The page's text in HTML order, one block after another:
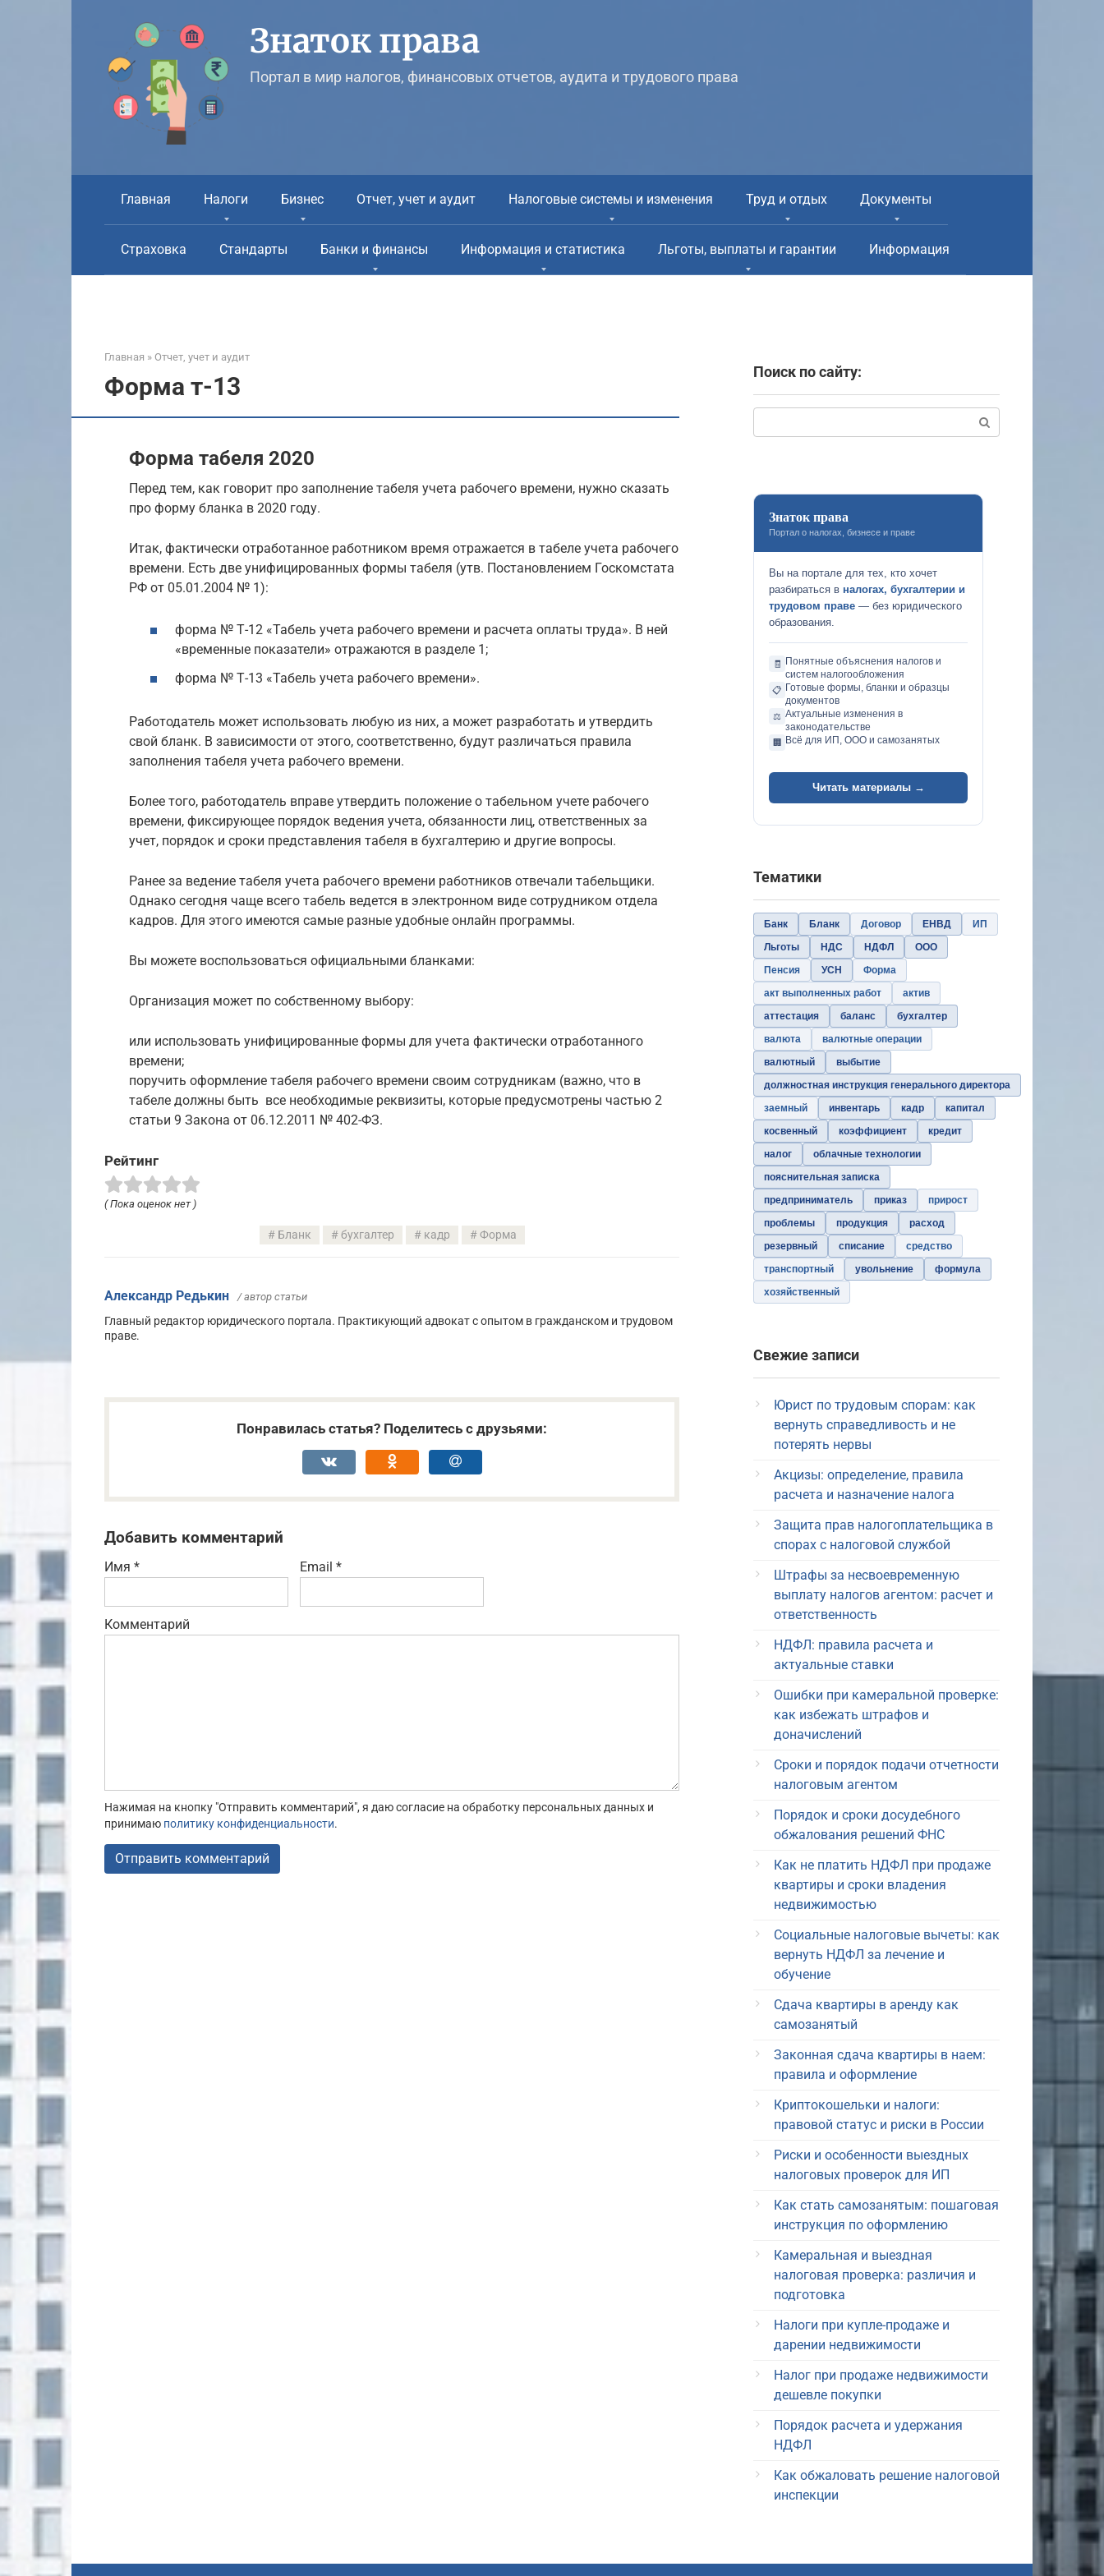
Знаток права
Портал в мир налогов, финансовых отчетов, аудита и трудового права
Главная Налоги Бизнес Отчет, учет и аудит Налоговые системы и изменения Труд и отдых Документы
Страховка Стандарты Банки и финансы Информация и статистика Льготы, выплаты и гарантии Информация
Главная » Отчет, учет и аудит
Форма т-13
Форма табеля 2020
Перед тем, как говорит про заполнение табеля учета рабочего времени, нужно сказать
про форму бланка в 2020 году.
Итак, фактически отработанное работником время отражается в табеле учета рабочего
времени. Есть две унифицированных формы табеля (утв. Постановлением Госкомстата
РФ от 05.01.2004 № 1):
форма № Т-12 «Табель учета рабочего времени и расчета оплаты труда». В ней
«временные показатели» отражаются в разделе 1;
форма № Т-13 «Табель учета рабочего времени».
Работодатель может использовать любую из них, а может разработать и утвердить
свой бланк. В зависимости от этого, соответственно, будут различаться правила
заполнения табеля учета рабочего времени.
Более того, работодатель вправе утвердить положение о табельном учете рабочего
времени, фиксирующее порядок ведения учета, обязанности лиц, ответственных за
учет, порядок и сроки представления табеля в бухгалтерию и другие вопросы.
Ранее за ведение табеля учета рабочего времени работников отвечали табельщики.
Однако сегодня чаще всего табель ведется в электронном виде сотрудником отдела
кадров. Для этого имеются самые разные удобные онлайн программы.
Вы можете воспользоваться официальными бланками:
Организация может по собственному выбору:
или использовать унифицированные формы для учета фактически отработанного
времени;
поручить оформление табеля рабочего времени своим сотрудникам (важно, что в
табеле должны быть все необходимые реквизиты, которые предусмотрены частью 2
статьи 9 Закона от 06.12.2011 № 402-ФЗ.
Рейтинг
( Пока оценок нет )
Бланк бухгалтер кадр Форма
Александр Редькин / автор статьи
Главный редактор юридического портала. Практикующий адвокат с опытом в гражданском и трудовом
праве.
Понравилась статья? Поделитесь с друзьями:
Добавить комментарий
Имя * Email *
Комментарий
Нажимая на кнопку "Отправить комментарий", я даю согласие на обработку персональных данных и
принимаю политику конфиденциальности.
Поиск по сайту:
Знаток права
Портал о налогах, бизнесе и праве
Вы на портале для тех, кто хочет
разбираться в налогах, бухгалтерии и
трудовом праве — без юридического
образования.
🧾
Понятные объяснения налогов и
систем налогообложения
📋 Готовые формы, бланки и образцы
документов
⚖️ Актуальные изменения в
законодательстве
🏢 Всё для ИП, ООО и самозанятых
Читать материалы →
Тематики
Банк Бланк Договор ЕНВД
ИП
Льготы
НДС НДФЛ
ООО
Пенсия
УСН
Форма
акт выполненных работ
актив
аттестация
баланс
бухгалтер
валюта
валютные операции
валютный
выбытие
должностная инструкция генерального директора
заемный
инвентарь кадр
капитал
косвенный
коэффициент
кредит
налог
облачные технологии
пояснительная записка
предприниматель
приказ
прирост
проблемы
продукция
расход
резервный
списание
средство
транспортный
увольнение
формула
хозяйственный
Свежие записи
Юрист по трудовым спорам: как
вернуть справедливость и не
потерять нервы
Акцизы: определение, правила
расчета и назначение налога
Защита прав налогоплательщика в
спорах с налоговой службой
Штрафы за несвоевременную
выплату налогов агентом: расчет и
ответственность
НДФЛ: правила расчета и
актуальные ставки
Ошибки при камеральной проверке:
как избежать штрафов и
доначислений
Сроки и порядок подачи отчетности
налоговым агентом
Порядок и сроки досудебного
обжалования решений ФНС
Как не платить НДФЛ при продаже
квартиры и сроки владения
недвижимостью
Социальные налоговые вычеты: как
вернуть НДФЛ за лечение и
обучение
Сдача квартиры в аренду как
самозанятый
Законная сдача квартиры в наем:
правила и оформление
Криптокошельки и налоги:
правовой статус и риски в России
Риски и особенности выездных
налоговых проверок для ИП
Как стать самозанятым: пошаговая
инструкция по оформлению
Камеральная и выездная
налоговая проверка: различия и
подготовка
Налоги при купле-продаже и
дарении недвижимости
Налог при продаже недвижимости
дешевле покупки
Порядок расчета и удержания
НДФЛ
Как обжаловать решение налоговой
инспекции